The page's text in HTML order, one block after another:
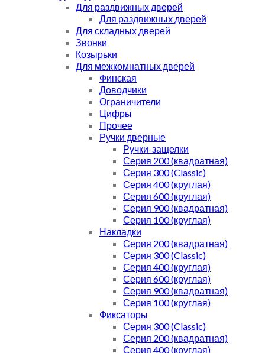
Для раздвижных дверей
Для раздвижных дверей
Для складных дверей
Звонки
Козырьки
Для межкомнатных дверей
Финская
Доводчики
Ограничители
Цифры
Прочее
Ручки дверные
Ручки-защелки
Серия 200 (квадратная)
Серия 300 (Classic)
Серия 400 (круглая)
Серия 600 (круглая)
Серия 900 (квадратная)
Серия 100 (круглая)
Накладки
Серия 200 (квадратная)
Серия 300 (Classic)
Серия 400 (круглая)
Серия 600 (круглая)
Серия 900 (квадратная)
Серия 100 (круглая)
Фиксаторы
Серия 300 (Classic)
Серия 200 (квадратная)
Серия 400 (круглая)